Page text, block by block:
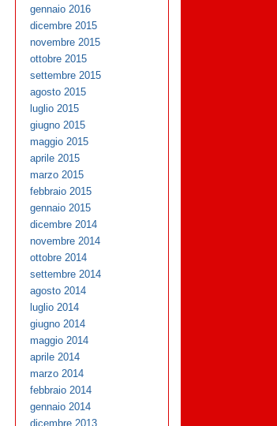
gennaio 2016
dicembre 2015
novembre 2015
ottobre 2015
settembre 2015
agosto 2015
luglio 2015
giugno 2015
maggio 2015
aprile 2015
marzo 2015
febbraio 2015
gennaio 2015
dicembre 2014
novembre 2014
ottobre 2014
settembre 2014
agosto 2014
luglio 2014
giugno 2014
maggio 2014
aprile 2014
marzo 2014
febbraio 2014
gennaio 2014
dicembre 2013